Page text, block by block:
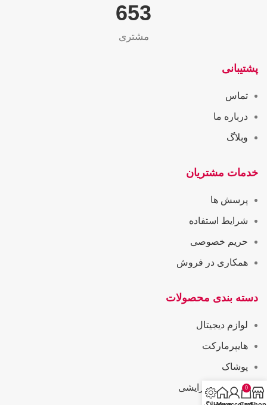
655
مشتری
پشتیبانی
تماس
درباره ما
وبلاگ
خدمات مشتریان
پرسش ها
شرایط استفاده
حریم خصوصی
همکاری در فروش
دسته بندی محصولات
لوازم دیجیتال
هایپرمارکت
پوشاک
بهداشتی و آرایشی
0